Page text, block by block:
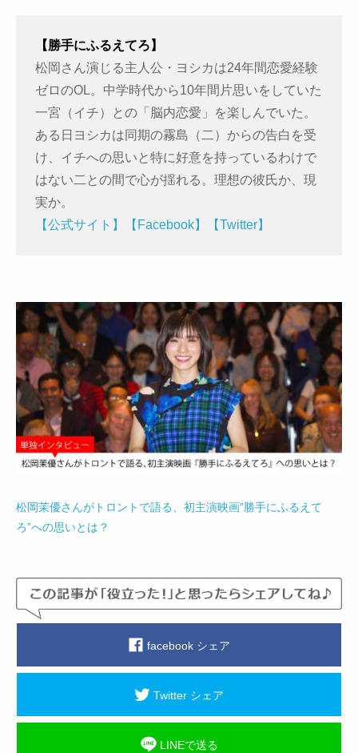
【勝手にふるえてろ】
松岡さん演じる主人公・ヨシカは24年間恋愛経験
ゼロのOL。中学時代から10年間片思いをしていた
一宮（イチ）との「脳内恋愛」を楽しんでいた。
ある日ヨシカは同期の霧島（二）からの告白を受
け、イチへの思いと特に好意を持っているわけで
はない二との間で心が揺れる。理想の彼氏か、現
実か。
【公式サイト】
【Facebook】 【Twitter】
松岡茉優さんがトロントで語る、初主演映画”勝手にふるえて
ろ”への思いとは？
facebook シェア
Twitter シェア
LINEで送る